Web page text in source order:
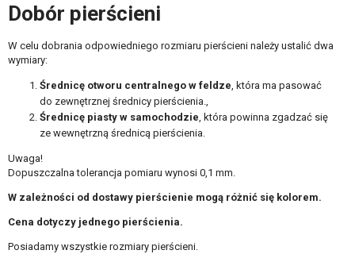
Dobór pierścieni
W celu dobrania odpowiedniego rozmiaru pierścieni należy ustalić dwa
wymiary:
Średnicę otworu centralnego w feldze , która ma pasować
do zewnętrznej średnicy pierścienia.,
Średnicę piasty w samochodzie , która powinna zgadzać się
ze wewnętrzną średnicą pierścienia.
Uwaga!
Dopuszczalna tolerancja pomiaru wynosi 0,1 mm.
W zależności od dostawy pierścienie mogą różnić się kolorem.
Cena dotyczy jednego pierścienia.
Posiadamy wszystkie rozmiary pierścieni.